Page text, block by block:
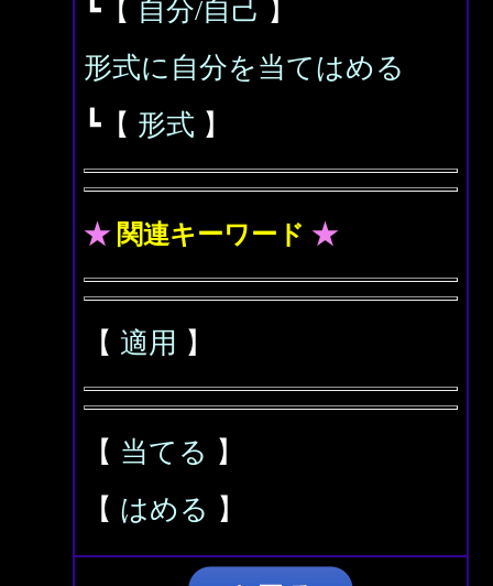
┗【 自分/自己 】
形式に自分を当てはめる
┗【 形式 】
★ 関連キーワード ★
【 適用 】
【 当てる 】
【 はめる 】